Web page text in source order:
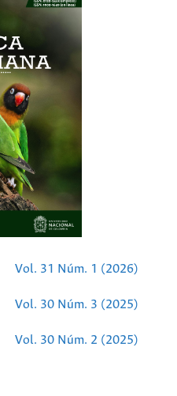
Vol. 31 Núm. 1 (2026)
Vol. 30 Núm. 3 (2025)
Vol. 30 Núm. 2 (2025)